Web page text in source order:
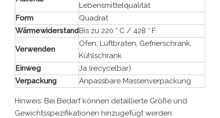
Lebensmittelqualität
Form
Quadrat
WärmewiderstandBis zu 220 ° C / 428 ° F
Verwenden
Ofen, Luftbraten, Gefrierschrank,
Kühlschrank
Einweg
Ja (recycelbar)
Verpackung
Anpassbare Massenverpackung
Hinweis: Bei Bedarf können detaillierte Größe und
Gewichtsspezifikationen hinzugefügt werden.